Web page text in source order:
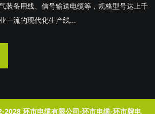
装备用线、信号输送电缆等，规格型号达上千
一流的现代化生产线...
环市电缆有限公司-环市电缆-环市牌电